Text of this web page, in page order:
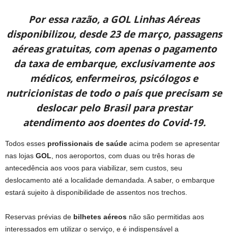
Por essa razão, a GOL Linhas Aéreas
disponibilizou, desde 23 de março, passagens
aéreas gratuitas, com apenas o pagamento
da taxa de embarque, exclusivamente aos
médicos, enfermeiros, psicólogos e
nutricionistas de todo o país que precisam se
deslocar pelo Brasil para prestar
atendimento aos doentes do Covid-19.
Todos esses profissionais de saúde acima podem se apresentar
nas lojas GOL , nos aeroportos, com duas ou três horas de
antecedência aos voos para viabilizar, sem custos, seu
deslocamento até a localidade demandada. A saber, o embarque
estará sujeito à disponibilidade de assentos nos trechos.
Reservas prévias de bilhetes aéreos não são permitidas aos
interessados em utilizar o serviço, e é indispensável a